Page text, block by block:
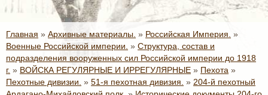
Главная » Архивные материалы. » Российская Империя. »
Военные Российской империи. » Структура, состав и
подразделения вооруженных сил Российской империи до 1918
г. » ВОЙСКА РЕГУЛЯРНЫЕ И ИРРЕГУЛЯРНЫЕ » Пехота »
Пехотные дивизии. » 51-я пехотная дивизия. » 204-й пехотный